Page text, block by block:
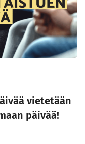
vietetään
päivää!